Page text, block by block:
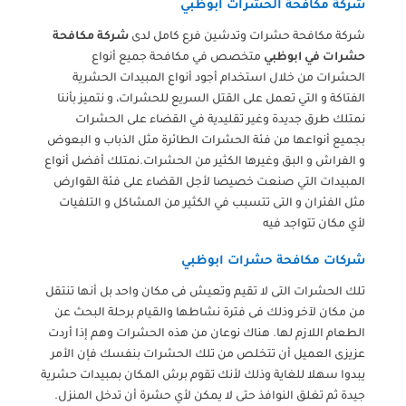
شركة مكافحة الحشرات ابوظبي
شركة مكافحة حشرات وتدشين فرع كامل لدى شركة مكافحة
حشرات في ابوظبي متخصص في مكافحة جميع أنواع
الحشرات من خلال استخدام أجود أنواع المبيدات الحشرية
الفتاكة و التي تعمل على القتل السريع للحشرات، و نتميز بأننا
نمتلك طرق جديدة وغير تقليدية في القضاء على الحشرات
بجميع أنواعها من فئة الحشرات الطائرة مثل الذباب و البعوض
و الفراش و البق وغيرها الكثير من الحشرات.نمتلك أفضل أنواع
المبيدات التي صنعت خصيصا لأجل القضاء على فئة القوارض
مثل الفئران و التى تتسبب في الكثير من المشاكل و التلفيات
لأي مكان تتواجد فيه
شركات مكافحة حشرات ابوظبي
تلك الحشرات التى لا تقيم وتعيش فى مكان واحد بل أنها تنتقل
من مكان لآخر وذلك فى فترة نشاطها والقيام برحلة البحث عن
الطعام اللازم لها. هناك نوعان من هذه الحشرات وهم إذا أردت
عزيزى العميل أن تتخلص من تلك الحشرات بنفسك فإن الأمر
يبدوا سهلا للغاية وذلك لأنك تقوم برش المكان بمبيدات حشرية
جيدة ثم تغلق النوافذ حتى لا يمكن لأي حشرة أن تدخل المنزل.